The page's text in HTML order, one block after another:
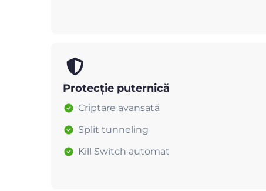
Protecție puternică
Criptare avansată
Split tunneling
Kill Switch automat